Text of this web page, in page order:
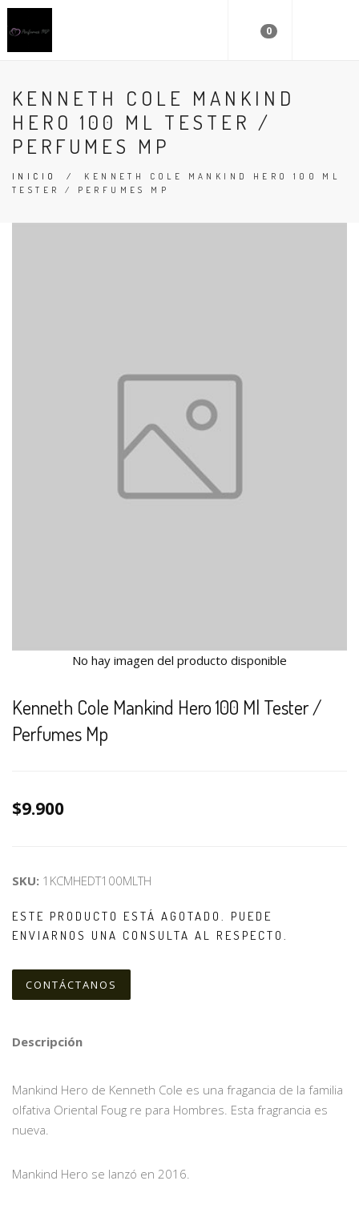
0
KENNETH COLE MANKIND
HERO 100 ML TESTER /
PERFUMES MP
INICIO / KENNETH COLE MANKIND HERO 100 ML
TESTER / PERFUMES MP
No hay imagen del producto disponible
Kenneth Cole Mankind Hero 100 Ml Tester /
Perfumes Mp
$9.900
SKU: 1KCMHEDT100MLTH
ESTE PRODUCTO ESTÁ AGOTADO. PUEDE
ENVIARNOS UNA CONSULTA AL RESPECTO.
CONTÁCTANOS
Descripción
Mankind Hero de Kenneth Cole es una fragancia de la familia
olfativa Oriental Foug re para Hombres. Esta fragrancia es
nueva.
Mankind Hero se lanzó en 2016.